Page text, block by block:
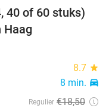
49%
40 of 60 stuks)
Haag
8.7 star
8 min. directions_car
Regulier €18,50